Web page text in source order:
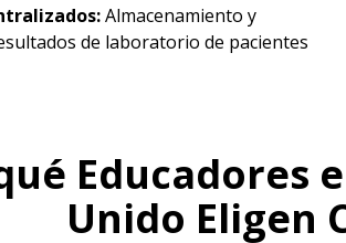
Almacenamiento y
de laboratorio de pacientes
Educadores
Unido Eligen